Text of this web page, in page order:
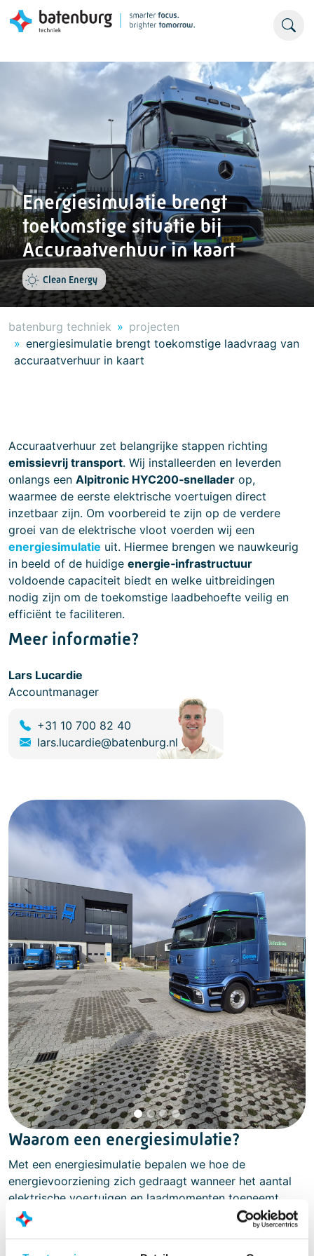
Energiesimulatie brengt
toekomstige situatie bij
Accuraatverhuur in kaart
Clean Energy
batenburg techniek
projecten
energiesimulatie brengt toekomstige laadvraag van
accuraatverhuur in kaart
Accuraatverhuur zet belangrijke stappen richting
emissievrij transport. Wij installeerden en leverden
onlangs een Alpitronic HYC200‑snellader op,
waarmee de eerste elektrische voertuigen direct
inzetbaar zijn. Om voorbereid te zijn op de verdere
groei van de elektrische vloot voerden wij een
energiesimulatie uit. Hiermee brengen we nauwkeurig
in beeld of de huidige energie‑infrastructuur
voldoende capaciteit biedt en welke uitbreidingen
nodig zijn om de toekomstige laadbehoefte veilig en
efficiënt te faciliteren.
Meer informatie?
Lars Lucardie
Accountmanager
+31 10 700 82 40
lars.lucardie@batenburg.nl
Waarom een energiesimulatie?
Met een energiesimulatie bepalen we hoe de
energievoorziening zich gedraagt wanneer het aantal
elektrische voertuigen en laadmomenten toeneemt.
Daarbij beantwoorden we onder andere de volgende
vragen: